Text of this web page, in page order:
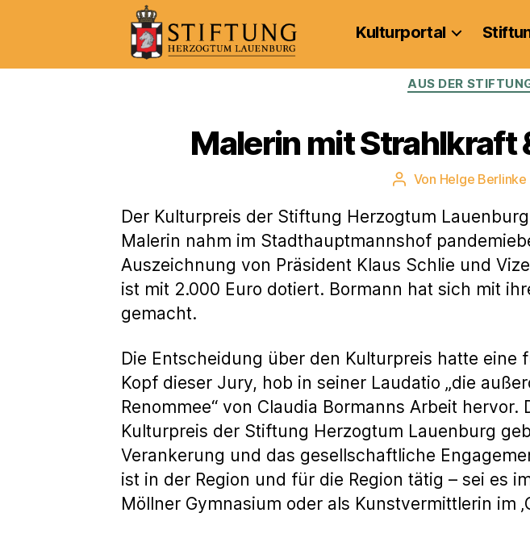
Kulturportal
Kulturportal
AUS DER
Malerin mit Strahlkraft
Beitragsautor
Von Helge Berlinke
Der Kulturpreis der Stiftung Herzogtum
Malerin nahm im Stadthauptmannshof
Auszeichnung von Präsident Klaus Schlie und
ist mit 2.000 Euro dotiert. Bormann hat sich mit
gemacht.
Die Entscheidung über den Kulturpreis hatte
Kopf dieser Jury, hob in seiner Laudatio „die
Renommee“ von Claudia Bormanns Arbeit
Kulturpreis der Stiftung Herzogtum Lauenburg
Verankerung und das gesellschaftliche
ist in der Region und für die Region tätig – sei es
Möllner Gymnasium oder als Kunstvermittlerin im